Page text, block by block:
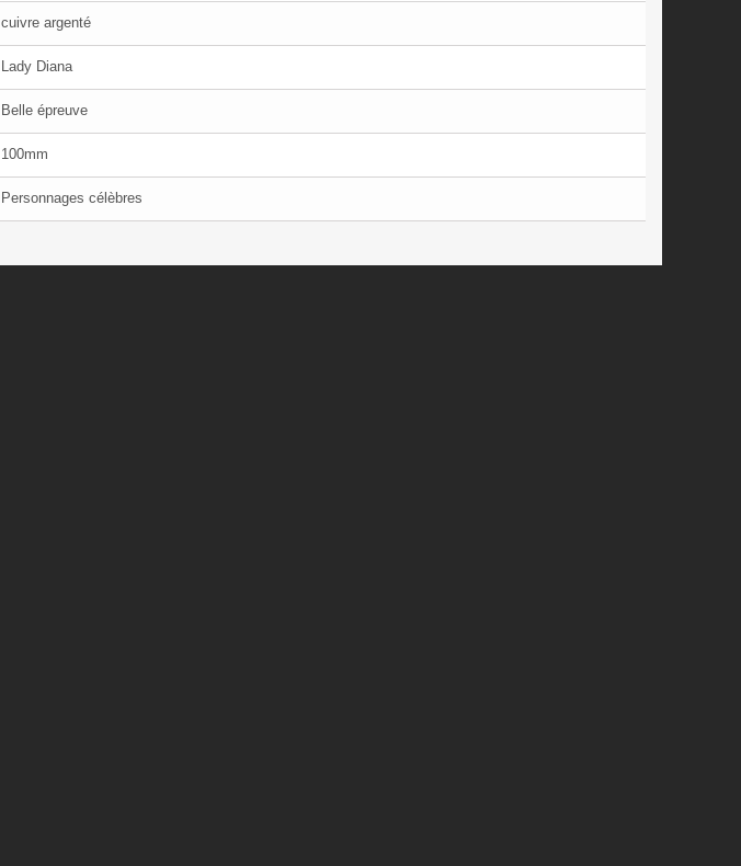
cuivre argenté
Lady Diana
Belle épreuve
100mm
Personnages célèbres